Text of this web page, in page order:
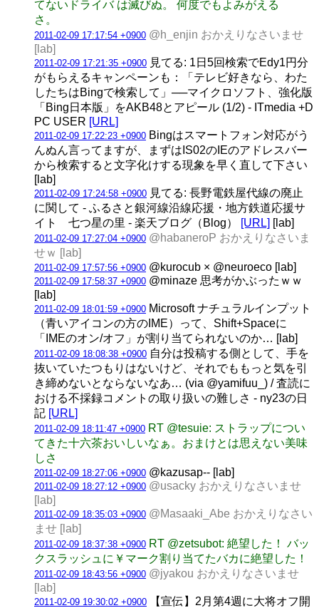
てないドライバ は滅びぬ。 何度でもよみがえる
さ。
2011-02-09 17:17:54 +0900 @h_enjin おかえりなさいませ
[lab]
2011-02-09 17:21:35 +0900 見てる: 1日5回検索でEdy1円分
がもらえるキャンペーンも：「テレビ好きなら、わた
したちはBingで検索して」──マイクロソフト、強化版
「Bing日本版」をAKB48とアピール (1/2) - ITmedia +D
PC USER [URL]
2011-02-09 17:22:23 +0900 Bingはスマートフォン対応がう
んぬん言ってますが、まずはIS02のIEのアドレスバー
から検索すると文字化けする現象を早く直して下さい
[lab]
2011-02-09 17:24:58 +0900 見てる: 長野電鉄屋代線の廃止
に関して - ふるさと銀河線沿線応援・地方鉄道応援サ
イト 七つ星の里 - 楽天ブログ（Blog）
[URL] [lab]
2011-02-09 17:27:04 +0900 @habaneroP おかえりなさいま
せｗ [lab]
2011-02-09 17:57:56 +0900 @kurocub × @neuroeco [lab]
2011-02-09 17:58:37 +0900 @minaze 思考がかぶったｗｗ
[lab]
2011-02-09 18:01:59 +0900 Microsoft ナチュラルインプット
（青いアイコンの方のIME）って、Shift+Spaceに
「IMEのオン/オフ」が割り当てられないのか… [lab]
2011-02-09 18:08:38 +0900 自分は投稿する側として、手を
抜いていたつもりはないけど、それでももっと気を引
き締めないとならないなあ… (via @yamifuu_) / 査読に
おける不採録コメントの取り扱いの難しさ - ny23の日
記 [URL]
2011-02-09 18:11:47 +0900 RT @tesuie: ストラップについ
てきた十六茶おいしいなぁ。おまけとは思えない美味
しさ
2011-02-09 18:27:06 +0900 @kazusap-- [lab]
2011-02-09 18:27:12 +0900 @usacky おかえりなさいませ
[lab]
2011-02-09 18:35:03 +0900 @Masaaki_Abe おかえりなさい
ませ [lab]
2011-02-09 18:37:38 +0900 RT @zetsubot: 絶望した！ バッ
クスラッシュに￥マーク割り当てたバカに絶望した！
2011-02-09 18:43:56 +0900 @jyakou おかえりなさいませ
[lab]
2011-02-09 19:30:02 +0900 【宣伝】2月第4週に大将オフ開